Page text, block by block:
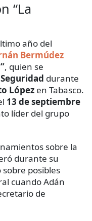
“La
año del
Bermúdez
, quien se
Seguridad durante
López en Tabasco.
13 de septiembre
líder del grupo
sobre la
durante su
posibles
cuando Adán
de